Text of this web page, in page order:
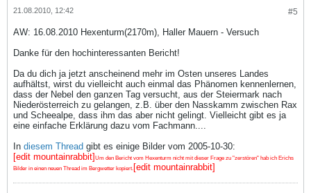
#5
21.08.2010, 12:42
AW: 16.08.2010 Hexenturm(2170m), Haller Mauern - Versuch
Danke für den hochinteressanten Bericht!
Da du dich ja jetzt anscheinend mehr im Osten unseres Landes
aufhältst, wirst du vielleicht auch einmal das Phänomen kennenlernen,
dass der Nebel den ganzen Tag versucht, aus der Steiermark nach
Niederösterreich zu gelangen, z.B. über den Nasskamm zwischen Rax
und Scheealpe, dass ihm das aber nicht gelingt. Vielleicht gibt es ja
eine einfache Erklärung dazu vom Fachmann....
In diesem Thread gibt es einige Bilder vom 2005-10-30:
[edit mountainrabbit] Um den Bericht vom Hexenturm nicht mit dieser Frage zu "zerstören" hab ich Erichs
Bilder in einen neuen Thread im Bergwetter kopiert. [edit mountainrabbit]